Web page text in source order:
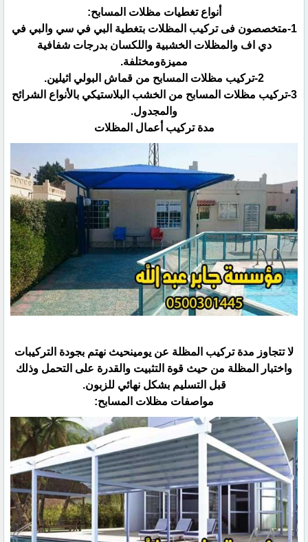
أنواع تغطيات مظلات المسابح:‏
‏1-متخصصون فى تركيب المظلات بتغطية البي في سي والبي في
دي اف والمظلات الخشبية واللكسان بدرجات شفافية
‏مميزةومختلفة.‏
‏3-تركيب مظلات المسابح من الخشب البلاستيكي بالأنواع الشرائح
والمجدول.‏
مدة تركيب أعمال المظلات
لا تتجاوز مدة تركيب المظلة عن يومينحيث نهتم بجودة التركيبات
واختبار المظلة من حيث قوة التثبيت والقدرة على ‏التحمل وذلك
قبل التسليم بشكل نهائي للزبون.‏
مواصفات مظلات المسابح:‏